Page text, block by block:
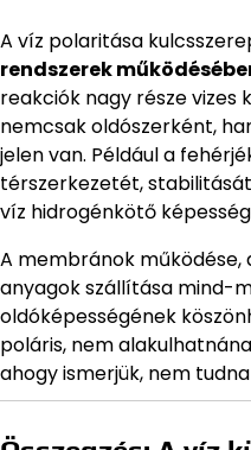
A víz polaritása
rendszerek
reakciók nagy része vizes
nemcsak oldószerként,
jelen van. Például a
térszerkezetét,
víz hidrogénkötő
A membránok működése,
anyagok szállítása mind-
oldóképességének
poláris, nem
ahogy ismerjük, nem